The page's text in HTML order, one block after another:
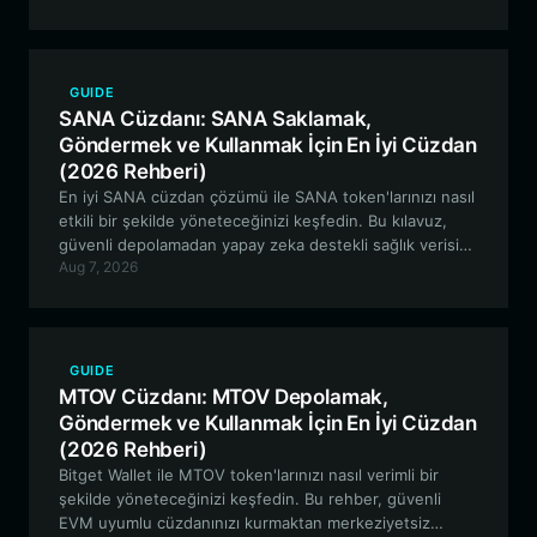
GUIDE
SANA Cüzdanı: SANA Saklamak,
Göndermek ve Kullanmak İçin En İyi Cüzdan
(2026 Rehberi)
En iyi SANA cüzdan çözümü ile SANA token'larınızı nasıl
etkili bir şekilde yöneteceğinizi keşfedin. Bu kılavuz,
güvenli depolamadan yapay zeka destekli sağlık verisi
yönetimi özelliklerini kullanmaya kadar, Bitget Wallet ile
Aug 7, 2026
GUIDE
MTOV Cüzdanı: MTOV Depolamak,
Göndermek ve Kullanmak İçin En İyi Cüzdan
(2026 Rehberi)
Bitget Wallet ile MTOV token'larınızı nasıl verimli bir
şekilde yöneteceğinizi keşfedin. Bu rehber, güvenli
EVM uyumlu cüzdanınızı kurmaktan merkeziyetsiz